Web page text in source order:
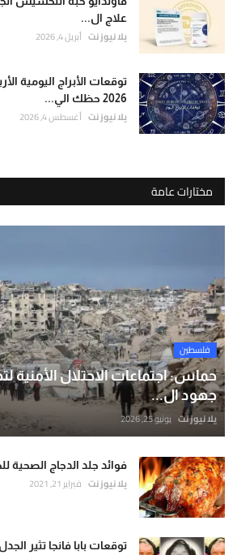
علاج ال...
يلا نيوز نت أبريل 4, 2026
2026 حظك الي...
يلا نيوز نت أغسطس 4, 2026
مختارات عامة
فلسطين
حماس: اجتماعات الاحتلال الأمنية
جهود ال...
يلا نيوز نت يونيو 25, 2026
فوائد جلد الدجاج الصحية
يلا نيوز نت فبراير 21, 2021
توقعات بابا فانجا تثير